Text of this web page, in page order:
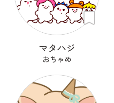
マタハジ
おちゃめ